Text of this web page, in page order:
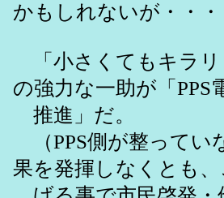
かもしれないが・・・
「小さくてもキラリ
の強力な一助が「PPS
推進」だ。
（PPS側が整ってい
果を発揮しなくとも